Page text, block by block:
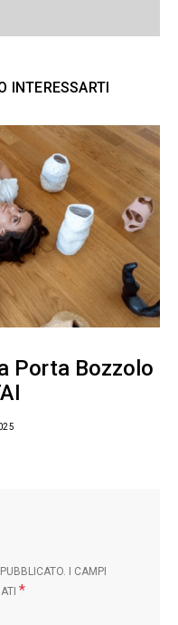
INTERESSARTI
Porta Bozzolo
I CAMPI
*